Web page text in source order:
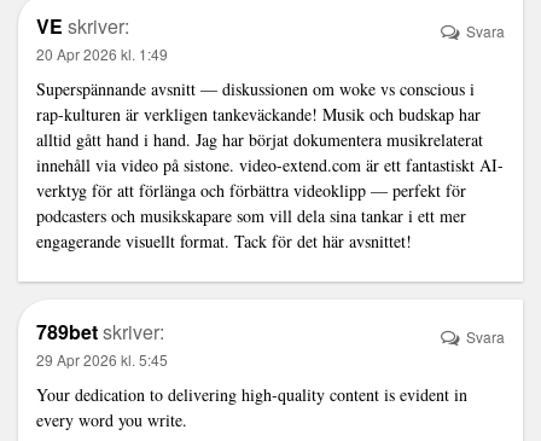
VE skriver:
20 Apr 2026 kl. 1:49
Superspännande avsnitt — diskussionen om woke vs conscious i
rap-kulturen är verkligen tankeväckande! Musik och budskap har
alltid gått hand i hand. Jag har börjat dokumentera musikrelaterat
innehåll via video på sistone. video-extend.com är ett fantastiskt AI-
verktyg för att förlänga och förbättra videoklipp — perfekt för
podcasters och musikskapare som vill dela sina tankar i ett mer
engagerande visuellt format. Tack för det här avsnittet!
Svara
789betskriver:
29 Apr 2026 kl. 5:45
Your dedication to delivering high-quality content is evident in
every word you write.
Svara